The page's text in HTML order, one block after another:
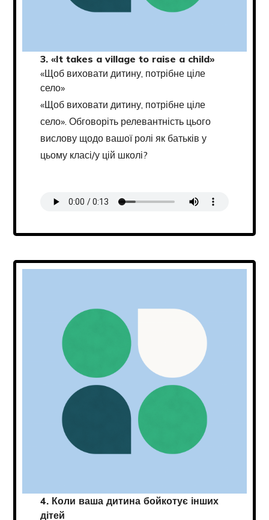
3. «It takes a village to raise a child»
«Щоб виховати дитину, потрібне ціле
село»
«Щоб виховати дитину, потрібне ціле
село». Обговоріть релевантність цього
вислову щодо вашої ролі як батьків у
цьому класі/у цій школі?
4. Коли ваша дитина бойкотує інших
дітей